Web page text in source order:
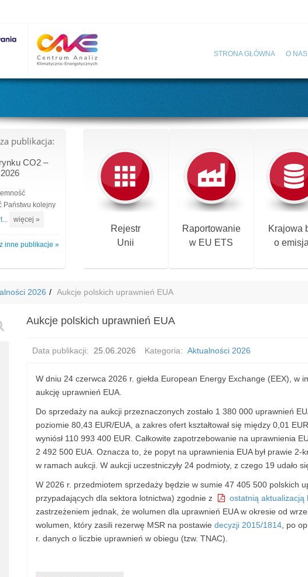
STRONA GŁÓWNA O NAS
publikacja:
CO2 –
Państwu kolejny
więcej »
inne publikacje »
Rejestr
Unii
Raportowanie
w EU ETS
Krajowa
o
2026 Aukcje polskich uprawnień EUA
SzukajAukcje polskich uprawnień EUA
Data publikacji: 25.06.2026 Kategoria: Aktualności 2026
W dniu 24 czerwca 2026 r. giełda European Energy Exchange (EEX), w
aukcję uprawnień EUA.
Do sprzedaży na aukcji przeznaczonych zostało 1 380 000 uprawnień
poziomie 80,43 EUR/EUA, a zakres ofert kształtował się między 0,01
wyniósł 110 993 400 EUR. Całkowite zapotrzebowanie na uprawnienia
2 492 500 EUA. Oznacza to, że popyt na uprawnienia EUA był prawie
w ramach aukcji. W aukcji uczestniczyły 24 podmioty, z czego 19 udało
W 2026 r. przedmiotem sprzedaży będzie w sumie 47 405 500 polskich
przypadających dla sektora lotnictwa) zgodnie z
ostatnią aktualizacją
zastrzeżeniem jednak, że wolumen dla uprawnień EUA w okresie od
wolumen, który zasili rezerwę MSR na postawie decyzji 2015/1814, po
r. danych o liczbie uprawnień w obiegu (tzw. TNAC).